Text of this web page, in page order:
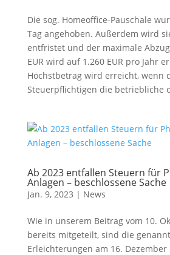
Die sog. Homeoffice-Pauschale
Tag angehoben. Außerdem wird
entfristet und der maximale
EUR wird auf 1.260 EUR pro Jahr
Höchstbetrag wird erreicht, wenn
Steuerpflichtigen die betriebliche
Ab 2023 entfallen Steuern für
Anlagen – beschlossene Sache
Jan. 9, 2023 | News
Wie in unserem Beitrag vom 10.
bereits mitgeteilt, sind die
Erleichterungen am 16.